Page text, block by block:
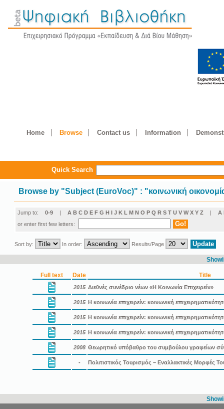
Home Browse Contact us Information
Quick Search
Browse by "Subject (EuroVoc)" : "κοινωνική
Jump to: 0-9 | A B C D E F G H I J K L M N O P Q R S T U V W X Y Z | Α
or enter first few letters:
Sort by: In order: Results/Page
Full text Date Title
2015 Διεθνές συνέδριο νέων «Η Κοινωνία Επιχειρείν»
2015 Η κοινωνία επιχειρείν: κοινωνική
2015 Η κοινωνία επιχειρείν: κοινωνική
2015 Η κοινωνία επιχειρείν: κοινωνική
2008 Θεωρητικό υπόβαθρο του συμβούλου γραφείων
- Πολιτιστικός Τουρισμός – Εναλλακτικές Μορφές